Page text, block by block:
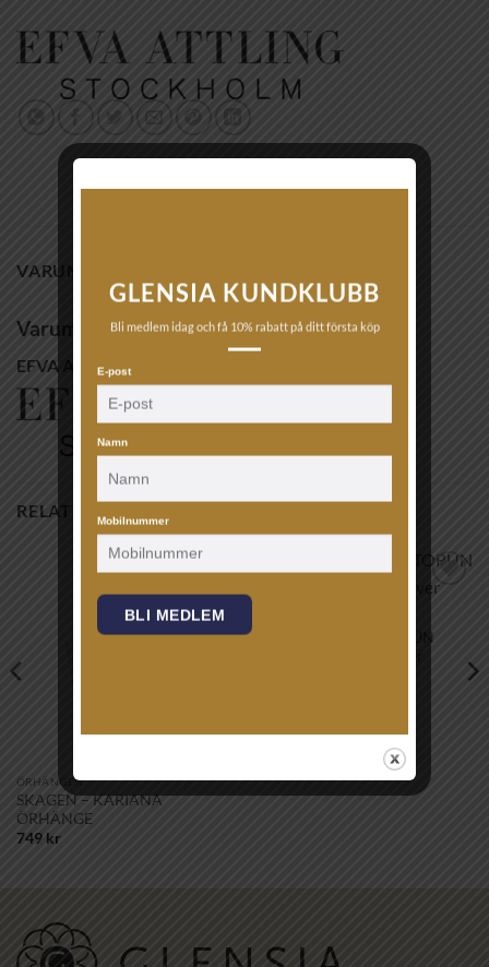
VARUMÄRKE
Varumärke
EFVA ATTLING
RELATERADE PRODUKTER
önskelistan!
ÖRHÄNGEN
SKAGEN – KARIANA
ÖRHÄNGE
749 kr
GEORG JENSEN – TORUN
GLENSIA KUNDKLUBB
Bli medlem idag och få 10% rabatt på ditt första köp
E-post
Namn
Mobilnummer
BLI MEDLEM